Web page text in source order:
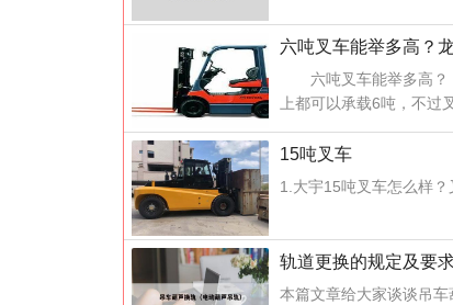
六吨叉车能举多高？
六吨叉车能举多高？
上都可以承载6吨，不过
15吨叉车
1.大宇15吨叉车怎么样
轨道更换的规定及要
本篇文章给大家谈谈吊